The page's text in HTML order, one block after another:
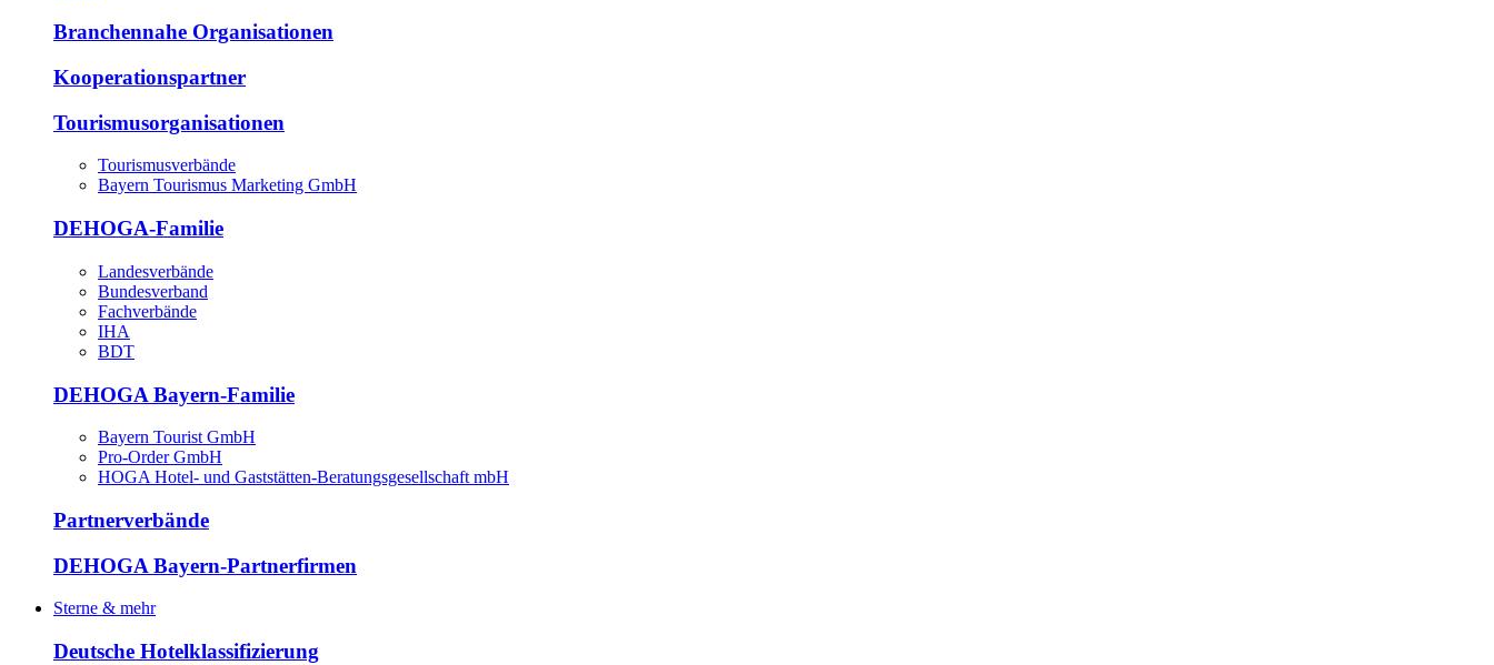
Branchennahe Organisationen
Kooperationspartner
Tourismusorganisationen
Tourismusverbände
Bayern Tourismus Marketing GmbH
DEHOGA-Familie
Landesverbände
Bundesverband
Fachverbände
IHA
BDT
DEHOGA Bayern-Familie
Bayern Tourist GmbH
Pro-Order GmbH
HOGA Hotel- und Gaststätten-Beratungsgesellschaft mbH
Partnerverbände
DEHOGA Bayern-Partnerfirmen
Sterne & mehr
Deutsche Hotelklassifizierung